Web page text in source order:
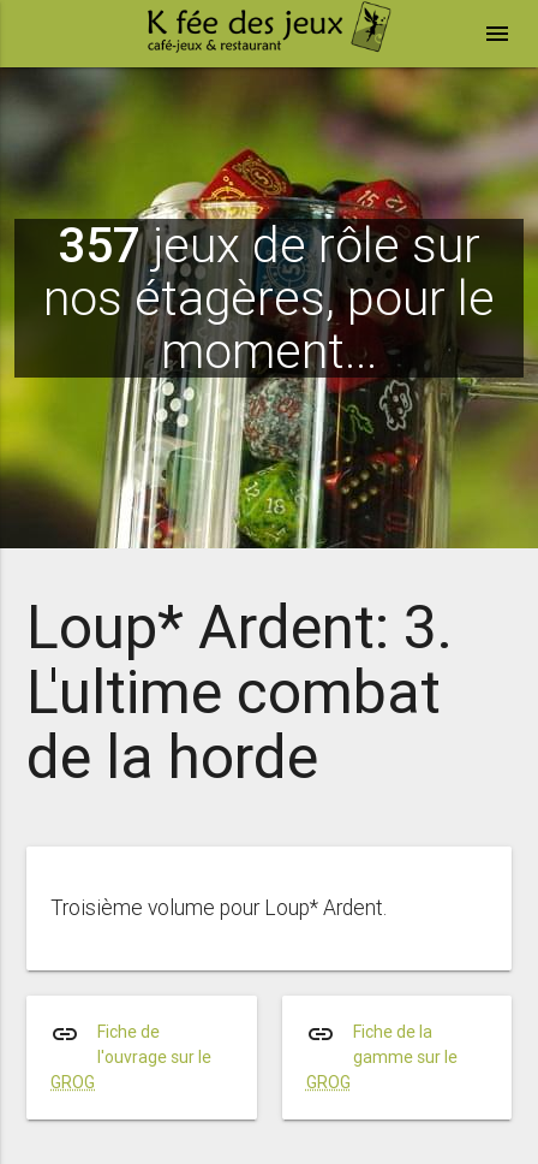
menu
357jeux de rôle sur
nos étagères, pour le
moment...
Loup* Ardent: 3.
L'ultime combat
de la horde
Troisième volume pour Loup* Ardent.
link
Fiche de
l'ouvrage sur le
GROG
link
Fiche de la
gamme sur le
GROG